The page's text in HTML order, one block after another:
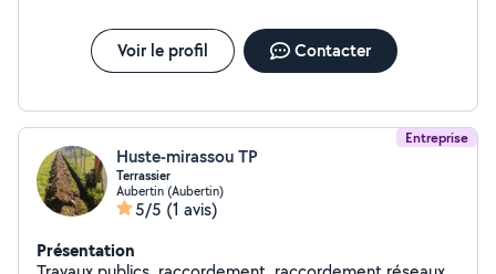
Voir le profil Contacter
Entreprise
Huste-mirassou TP
Terrassier
Aubertin (Aubertin)
5/5 (1 avis)
Présentation